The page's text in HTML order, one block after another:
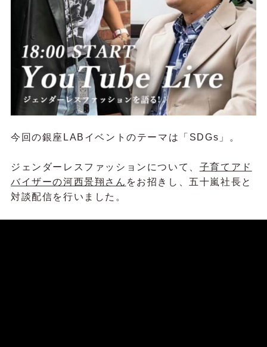
今回の銀座LABイベントのテーマは「SDGs」。
ジェンダーレスファッションについて、 子育てアド
バイザーの河⻄景翔さん をお招きし、五十嵐社⻑と
対談配信を行いました。